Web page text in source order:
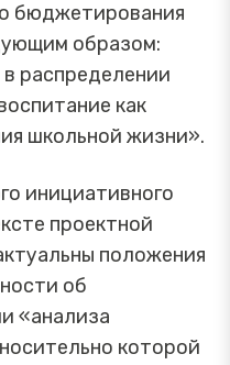
бюджетирования
образом:
распределении
как
школьной жизни».
инициативного
проектной
положения
об
«анализа
которой